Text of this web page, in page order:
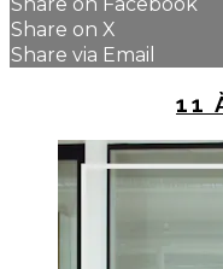
Share on X
Share via Email
11